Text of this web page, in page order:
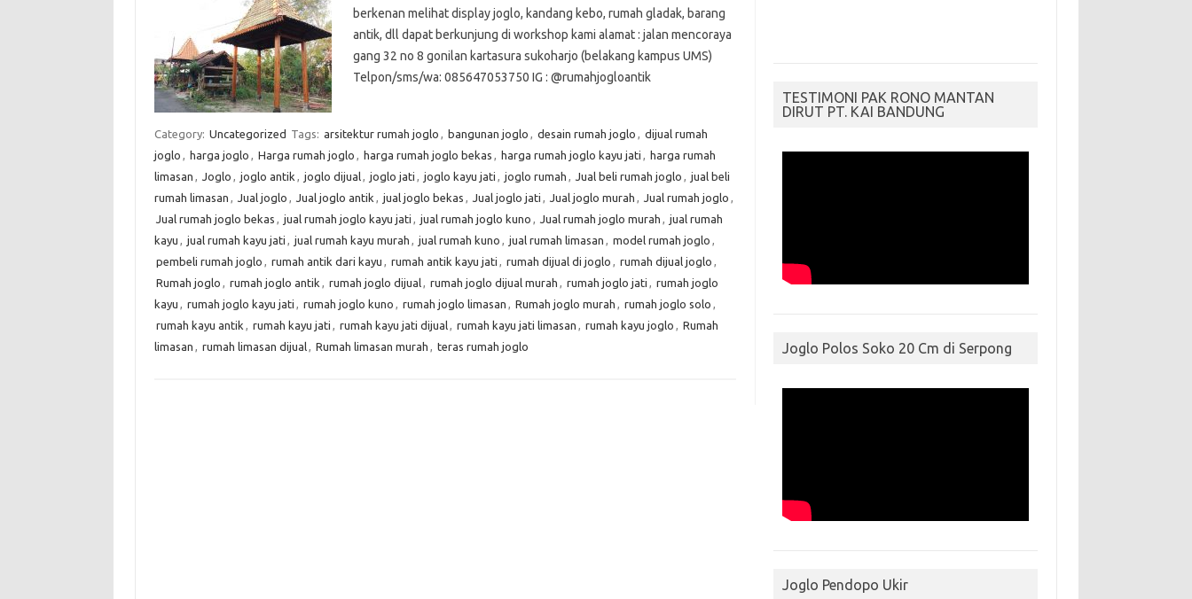
berkenan melihat display joglo, kandang kebo, rumah gladak, barang
antik, dll dapat berkunjung di workshop kami alamat : jalan mencoraya
gang 32 no 8 gonilan kartasura sukoharjo (belakang kampus UMS)
Telpon/sms/wa: 085647053750 IG : @rumahjogloantik
Category: Uncategorized Tags: arsitektur rumah joglo , bangunan joglo , desain rumah joglo , dijual rumah
joglo , harga joglo , Harga rumah joglo , harga rumah joglo bekas , harga rumah joglo kayu jati , harga rumah
limasan , Joglo , joglo antik , joglo dijual, joglo jati , joglo kayu jati , joglo rumah , Jual beli rumah joglo , jual beli
rumah limasan , Jual joglo , Jual joglo antik , jual joglo bekas , Jual joglo jati , Jual joglo murah , Jual rumah joglo ,
Jual rumah joglo bekas , jual rumah joglo kayu jati , jual rumah joglo kuno , Jual rumah joglo murah , jual rumah
kayu , jual rumah kayu jati , jual rumah kayu murah , jual rumah kuno , jual rumah limasan , model rumah joglo ,
pembeli rumah joglo , rumah antik dari kayu , rumah antik kayu jati , rumah dijual di joglo , rumah dijual joglo ,
Rumah joglo , rumah joglo antik , rumah joglo dijual, rumah joglo dijual murah , rumah joglo jati , rumah joglo
kayu , rumah joglo kayu jati , rumah joglo kuno , rumah joglo limasan , Rumah joglo murah , rumah joglo solo ,
rumah kayu antik , rumah kayu jati , rumah kayu jati dijual, rumah kayu jati limasan , rumah kayu joglo , Rumah
limasan , rumah limasan dijual, Rumah limasan murah , teras rumah joglo
TESTIMONI PAK RONO MANTAN
DIRUT PT. KAI BANDUNG
Joglo Polos Soko 20 Cm di Serpong
Joglo Pendopo Ukir